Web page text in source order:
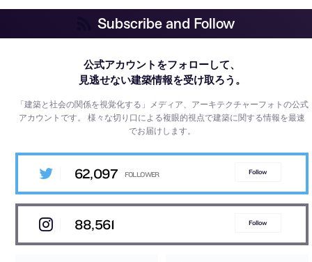
Subscribe and Follow
公式アカウントをフォローして、
見逃せない建築情報を受け取ろう。
「建築と社会の関係を視覚化する」メディア、アーキテクチャーフォトの公式
アカウントです。様々な切り口による複眼的視点で建築に関する情報を最速
でお届けします。
62,097 Follow
88,561 Follow